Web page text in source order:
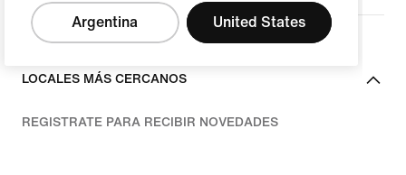
Argentina United States
LOCALES MÁS CERCANOS
REGISTRATE PARA RECIBIR NOVEDADES